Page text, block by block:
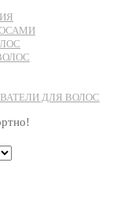
ДЛЯ ВОЛОС